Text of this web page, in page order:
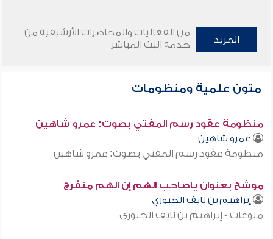
المزيد
من الفعاليات والمحاضرات الأرشيفية من
خدمة البث المباشر
متون علمية ومنظومات
منظومة عقود رسم المفتي بصوت: عمرو شاهين
عمرو شاهين
منظومة عقود رسم المفتي بصوت: عمرو شاهين
موشح بعنوان ياصاحب الهم إن الهم منفرج
إبراهيم بن نايف الجبوري
منوعات - إبراهيم بن نايف الجبوري